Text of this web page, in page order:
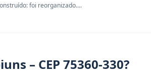
foi reorganizado....
– CEP 75360-330?